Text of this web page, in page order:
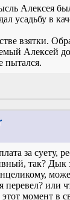
Алексея
усадьбу в
взятки.
Алексей
пытался.
за суету,
так? Дык
перевел? или
момент в